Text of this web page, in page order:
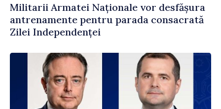
Militarii Armatei Naționale vor desfășura
antrenamente pentru parada consacrată
Zilei Independenței